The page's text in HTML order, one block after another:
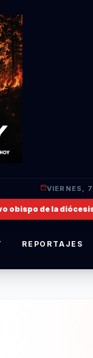
VIERNES,
de la diócesis de
REPORTAJES